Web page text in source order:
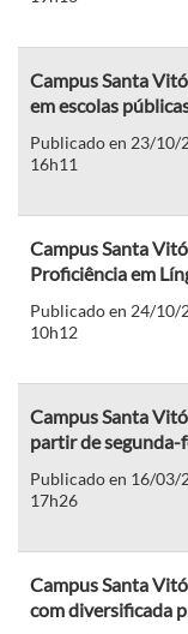
Campus Santa
em escolas
Publicado en 23/10/
16h11
Campus Santa
Proficiência em
Publicado en 24/10/
10h12
Campus Santa
partir de segunda-
Publicado en 16/03/
17h26
Campus Santa
com diversificada